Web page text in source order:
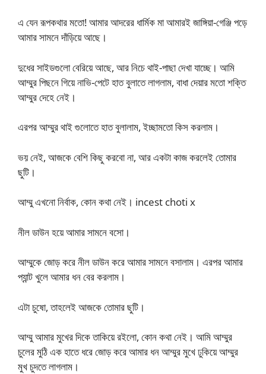
এ যেন রূপকথার মতো! আমার আদরের ধার্মিক মা আমারই জাঙ্গিয়া-গেঞ্জি পড়ে
আমার সামনে দাঁড়িয়ে আছে।
দুধের সাইডগুলো বেরিয়ে আছে, আর নিচে থাই-পাছা দেখা যাচ্ছে। আমি
আম্মুর পিছনে গিয়ে নাভি-পেটে হাত বুলাতে লাগলাম, বাধা দেয়ার মতো শক্তি
আম্মুর দেহে নেই।
এরপর আম্মুর থাই গুলোতে হাত বুলালাম, ইচ্ছামতো কিস করলাম।
ভয় নেই, আজকে বেশি কিছু করবো না, আর একটা কাজ করলেই তোমার
ছুটি।
আম্মু এখনো নির্বাক, কোন কথা নেই। incest choti x
নীল ডাউন হয়ে আমার সামনে বসো।
আম্মুকে জোড় করে নীল ডাউন করে আমার সামনে বসালাম। এরপর আমার
প্যান্ট খুলে আমার ধন বের করলাম।
এটা চুষো, তাহলেই আজকে তোমার ছুটি।
আম্মু আমার মুখের দিকে তাকিয়ে রইলো, কোন কথা নেই। আমি আম্মুর
চুলের মুঠি এক হাতে ধরে জোড় করে আমার ধন আম্মুর মুখে ঢুকিয়ে আম্মুর
মুখ চুদতে লাগলাম।